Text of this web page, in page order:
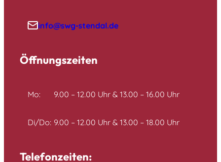
info@swg-stendal.de
Öffnungszeiten
Mo: 9.00 – 12.00 Uhr & 13.00 – 16.00 Uhr
Di/Do: 9.00 – 12.00 Uhr & 13.00 – 18.00 Uhr
Telefonzeiten: